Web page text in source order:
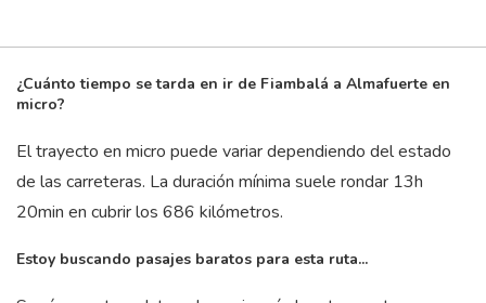
¿Cuánto tiempo se tarda en ir de Fiambalá a Almafuerte en
micro?
El trayecto en micro puede variar dependiendo del estado
de las carreteras. La duración mínima suele rondar 13h
20min en cubrir los 686 kilómetros.
Estoy buscando pasajes baratos para esta ruta...